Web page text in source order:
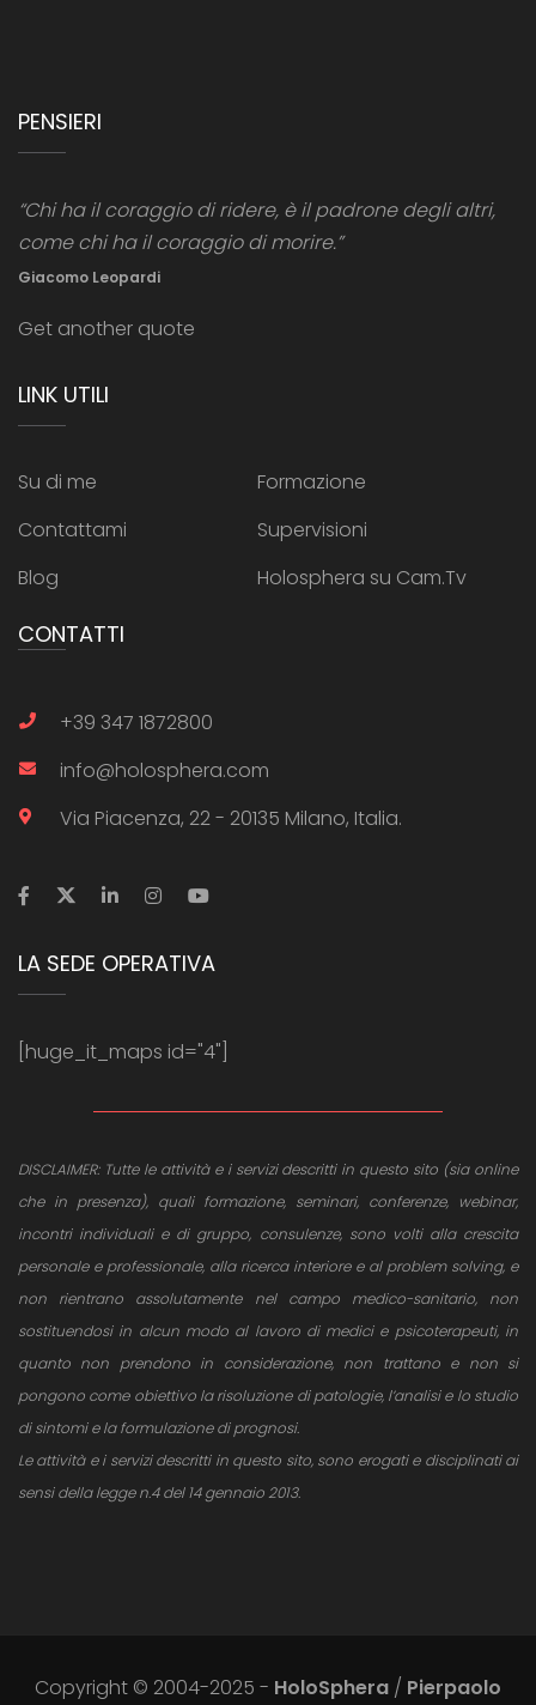
PENSIERI
“Chi ha il coraggio di ridere, è il padrone degli altri,
come chi ha il coraggio di morire.”
Giacomo Leopardi
Get another quote
LINK UTILI
Su di me
Formazione
Contattami
Supervisioni
Blog
Holosphera su Cam.Tv
CONTATTI
+39 347 1872800
info@holosphera.com
Via Piacenza, 22 - 20135 Milano, Italia.
LA SEDE OPERATIVA
[huge_it_maps id="4"]
DISCLAIMER: Tutte le attività e i servizi descritti in questo sito (sia online
che in presenza), quali formazione, seminari, conferenze, webinar,
incontri individuali e di gruppo, consulenze, sono volti alla crescita
personale e professionale, alla ricerca interiore e al problem solving, e
non rientrano assolutamente nel campo medico-sanitario, non
sostituendosi in alcun modo al lavoro di medici e psicoterapeuti, in
quanto non prendono in considerazione, non trattano e non si
pongono come obiettivo la risoluzione di patologie, l’analisi e lo studio
di sintomi e la formulazione di prognosi.
Le attività e i servizi descritti in questo sito, sono erogati e disciplinati ai
sensi della legge n.4 del 14 gennaio 2013.
Copyright © 2004-2025 - HoloSphera / Pierpaolo